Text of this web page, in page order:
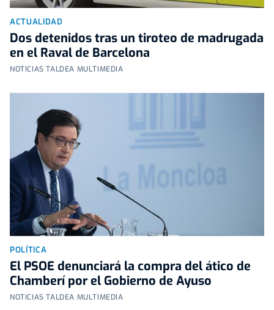
ACTUALIDAD
Dos detenidos tras un tiroteo de madrugada
en el Raval de Barcelona
NOTICIAS TALDEA MULTIMEDIA
POLÍTICA
El PSOE denunciará la compra del ático de
Chamberí por el Gobierno de Ayuso
NOTICIAS TALDEA MULTIMEDIA